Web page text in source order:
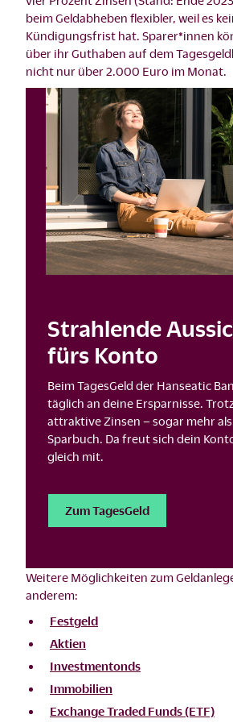
beim Geldabheben flexibler, weil es
Kündigungsfrist hat. Sparer*innen
über ihr Guthaben auf dem
nicht nur über 2.000 Euro im Monat.
Strahlende
fürs Konto
Beim TagesGeld der Hanseatic
täglich an deine Ersparnisse.
attraktive Zinsen – sogar mehr
Sparbuch. Da freut sich dein
gleich mit.
Zum TagesGeld
Weitere Möglichkeiten zum
anderem:
Festgeld
Aktien
Investmentonds
Immobilien
Exchange Traded Funds (ETF)